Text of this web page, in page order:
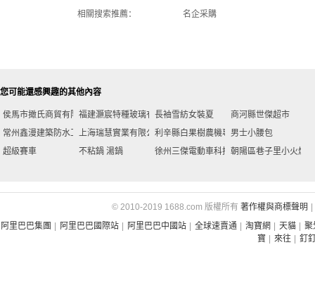
【主推爆款
短袖】新淺
相關搜索推薦：
名企采購
您可能還感興趣的其他內容
侯馬市撖氏商貿有限公司福建灝宸特種玻璃有限公司莆田分公司
長袖雪紡女裝夏
商河縣世傑超市
常州鑫漫建築防水工程有限公司上海瑞慧實業有限公司利辛縣白果樹農機專業合作社
男士小腰包
超級賽車
不粘鍋 湯鍋 徐州三傑電動車科技有限公司朝陽區巷子里小火爐
© 2010-2019 1688.com 版權所有 著作權與商標聲明
阿里巴巴集團
阿里巴巴國際站 阿里巴巴中國站 全球速賣通 淘寶網 天貓
聚
寶
來往 釘